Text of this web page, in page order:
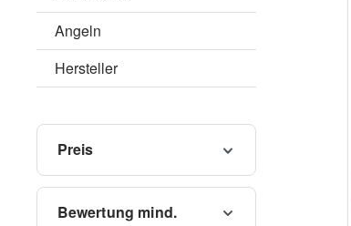
Angeln
Hersteller
Preis
Bewertung mind.